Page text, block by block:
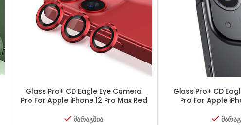
Glass Pro+ CD Eagle Eye Camera
Pro For Apple iPhone 12 Pro Max Red
მარაგშია
Glass Pro+ CD
Pro For Apple